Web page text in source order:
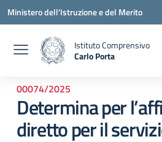
Vai ai contenuti
Vai al menu di navigazione
Vai al footer
Ministero dell'Istruzione e del Merito
Istituto Comprensivo
Carlo Porta
00074/2025
Determina per
diretto per il